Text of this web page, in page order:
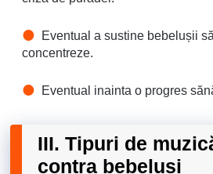
Eventual a sustine bebelușii
concentreze.
Eventual inainta o progres
III. Tipuri de
contra bebeluși